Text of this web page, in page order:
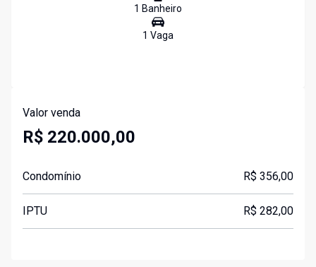
1 Banheiro
1 Vaga
Valor venda
R$ 220.000,00
Condomínio R$ 356,00
IPTU R$ 282,00